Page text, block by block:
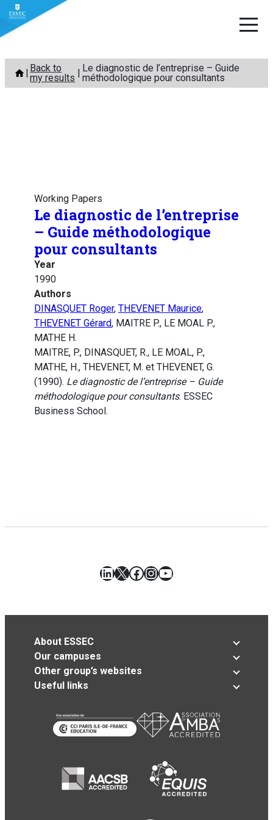
Skip
content
Back to
my results
Le diagnostic de l’entreprise – Guide
méthodologique pour consultants
Working Papers
Le diagnostic de l’entreprise
– Guide méthodologique
pour consultants
Year
1990
Authors
DINASQUET Roger, THEVENET Maurice,
THEVENET Gérard, MAITRE P., LE MOAL P.,
MATHE H.
MAITRE, P., DINASQUET, R., LE MOAL, P.,
MATHE, H., THEVENET, M. et THEVENET, G.
(1990). Le diagnostic de l’entreprise – Guide
méthodologique pour consultants. ESSEC
Business School.
LinkedIn
X Facebook
Instagram
YouTube
About ESSEC
Our campuses
Other group’s websites
Useful links